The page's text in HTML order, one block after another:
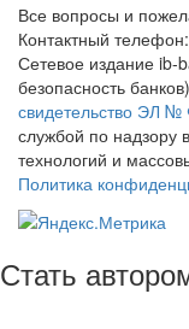
Все вопросы и
Контактный телефон:
Сетевое издание
безопасность
свидетельство ЭЛ
службой по
технологий и
Политика
Стать